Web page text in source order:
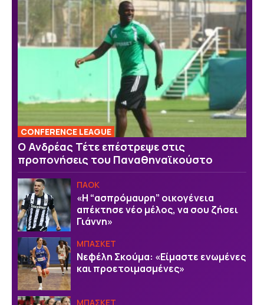
CONFERENCE LEAGUE
Ο Ανδρέας Τέτε επέστρεψε στις
προπονήσεις του Παναθηναϊκούστο
ΠΑΟΚ
«Η “ασπρόμαυρη” οικογένεια
απέκτησε νέο μέλος, να σου ζήσει
Γιάννη»
ΜΠΑΣΚΕΤ
Νεφέλη Σκούμα: «Είμαστε ενωμένες
και προετοιμασμένες»
ΜΠΑΣΚΕΤ